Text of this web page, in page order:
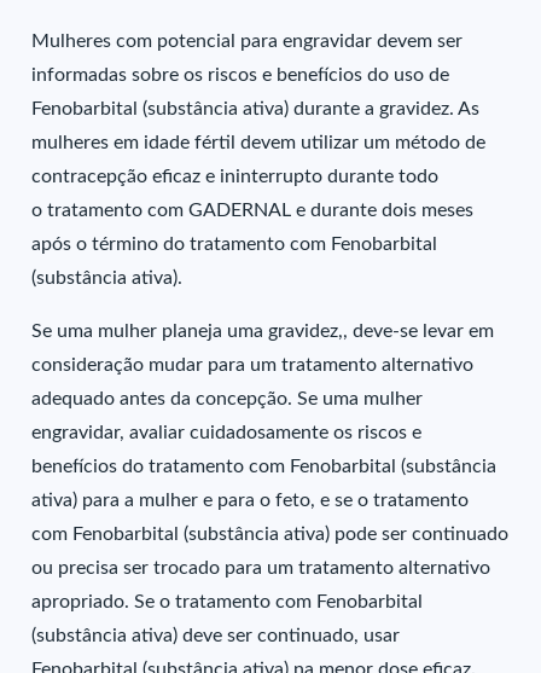
Mulheres com potencial para engravidar devem ser
informadas sobre os riscos e benefícios do uso de
Fenobarbital (substância ativa) durante a gravidez. As
mulheres em idade fértil devem utilizar um método de
contracepção eficaz e ininterrupto durante todo
o tratamento com GADERNAL e durante dois meses
após o término do tratamento com Fenobarbital
(substância ativa).
Se uma mulher planeja uma gravidez,, deve-se levar em
consideração mudar para um tratamento alternativo
adequado antes da concepção. Se uma mulher
engravidar, avaliar cuidadosamente os riscos e
benefícios do tratamento com Fenobarbital (substância
ativa) para a mulher e para o feto, e se o tratamento
com Fenobarbital (substância ativa) pode ser continuado
ou precisa ser trocado para um tratamento alternativo
apropriado. Se o tratamento com Fenobarbital
(substância ativa) deve ser continuado, usar